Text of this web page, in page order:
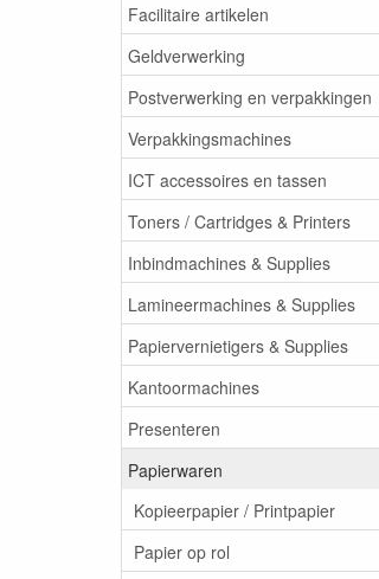
Facilitaire artikelen
Geldverwerking
Postverwerking en verpakkingen
Verpakkingsmachines
ICT accessoires en tassen
Toners / Cartridges & Printers
Inbindmachines & Supplies
Lamineermachines & Supplies
Papiervernietigers & Supplies
Kantoormachines
Presenteren
Papierwaren
Kopieerpapier / Printpapier
Papier op rol